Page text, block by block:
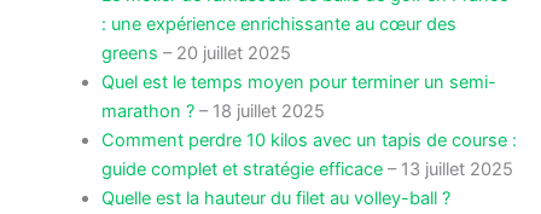
: une expérience enrichissante au cœur des
greens – 20 juillet 2025
Quel est le temps moyen pour terminer un semi-
marathon ?– 18 juillet 2025
Comment perdre 10 kilos avec un tapis de course :
guide complet et stratégie efficace– 13 juillet 2025
Quelle est la hauteur du filet au volley-ball ?